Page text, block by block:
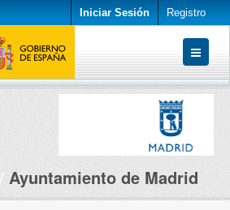
Iniciar Sesión Registro
Ayuntamiento de Madrid